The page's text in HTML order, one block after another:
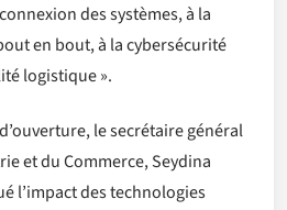
des systèmes, à la
en bout, à la cybersécurité
logistique ».
le secrétaire général
et du Commerce, Seydina
l’impact des technologies